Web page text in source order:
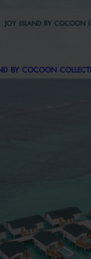
JOY ISLAND BY COCOON
BY COCOON